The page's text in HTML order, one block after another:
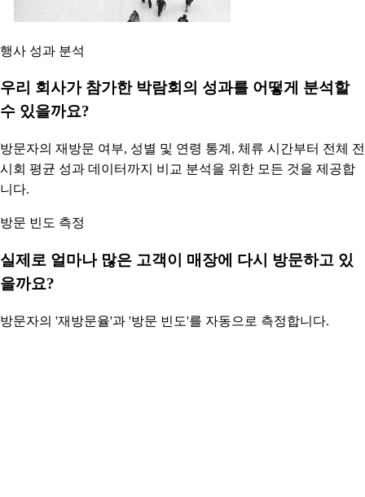
행사 성과 분석
우리 회사가 참가한 박람회의 성과를 어떻게 분석할
수 있을까요?
방문자의 재방문 여부, 성별 및 연령 통계, 체류 시간부터 전체 전
시회 평균 성과 데이터까지 비교 분석을 위한 모든 것을 제공합
니다.
방문 빈도 측정
실제로 얼마나 많은 고객이 매장에 다시 방문하고 있
을까요?
방문자의 '재방문율'과 '방문 빈도'를 자동으로 측정합니다.